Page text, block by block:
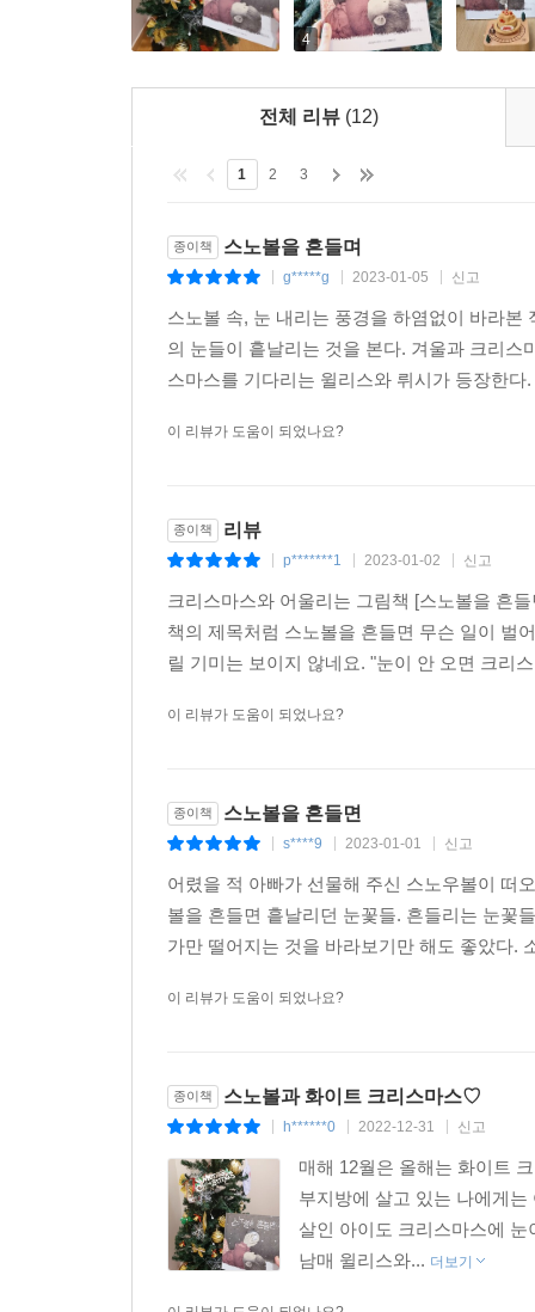
4
전체 리뷰 (12)
1 2 3
종이책 스노볼을 흔들며
g*****g 2023-01-05 신고
스노볼 속, 눈 내리는 풍경을 하염없이 바라
의 눈들이 흩날리는 것을 본다. 겨울과 크리
스마스를 기다리는 윌리스와 뤼시가 등장한
이 리뷰가 도움이 되었나요?
종이책 리뷰
p*******1 2023-01-02 신고
크리스마스와 어울리는 그림책 [스노볼을 흔
책의 제목처럼 스노볼을 흔들면 무슨 일이 벌
릴 기미는 보이지 않네요. "눈이 안 오면 크리
이 리뷰가 도움이 되었나요?
종이책 스노볼을 흔들면
s****9 2023-01-01 신고
어렸을 적 아빠가 선물해 주신 스노우볼이 떠
볼을 흔들면 흩날리던 눈꽃들. 흔들리는 눈꽃
가만 떨어지는 것을 바라보기만 해도 좋았다.
이 리뷰가 도움이 되었나요?
종이책 스노볼과 화이트 크리스마스♡
h******0 2022-12-31 신고
매해 12월은 올해는 화이트
부지방에 살고 있는 나에게
살인 아이도 크리스마스에
남매 윌리스와... 더보기